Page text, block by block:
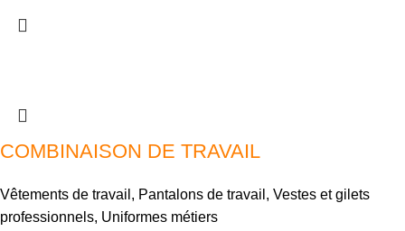
COMBINAISON DE TRAVAIL
Vêtements de travail , Pantalons de travail , Vestes et gilets
professionnels, Uniformes métiers